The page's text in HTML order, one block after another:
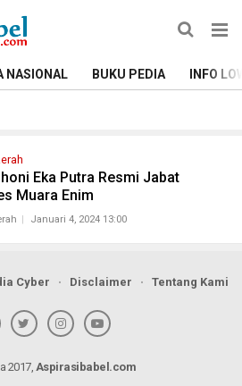
NASIONAL BUKU PEDIA INFO
Eka Putra Resmi Jabat
Muara Enim
Januari 4, 2024 13:00
Cyber Disclaimer Tentang Kami
2017, Aspirasibabel.com